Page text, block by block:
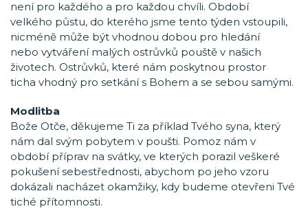
není pro každého a pro každou chvíli. Období
velkého půstu, do kterého jsme tento týden vstoupili,
nicméně může být vhodnou dobou pro hledání
nebo vytváření malých ostrůvků pouště v našich
životech. Ostrůvků, které nám poskytnou prostor
ticha vhodný pro setkání s Bohem a se sebou samými.
Modlitba
Bože Otče, děkujeme Ti za příklad Tvého syna, který
nám dal svým pobytem v poušti. Pomoz nám v
období příprav na svátky, ve kterých porazil veškeré
pokušení sebestřednosti, abychom po jeho vzoru
dokázali nacházet okamžiky, kdy budeme otevřeni Tvé
tiché přítomnosti.